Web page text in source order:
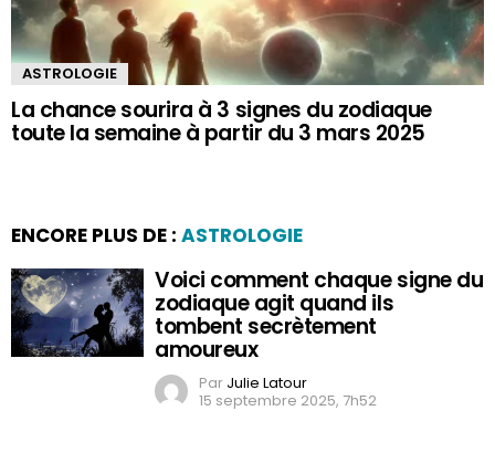
ASTROLOGIE
La chance sourira à 3 signes du zodiaque
toute la semaine à partir du 3 mars 2025
ENCORE PLUS DE : ASTROLOGIE
Voici comment chaque signe du
zodiaque agit quand ils
tombent secrètement
amoureux
Par Julie Latour
15 septembre 2025, 7h52